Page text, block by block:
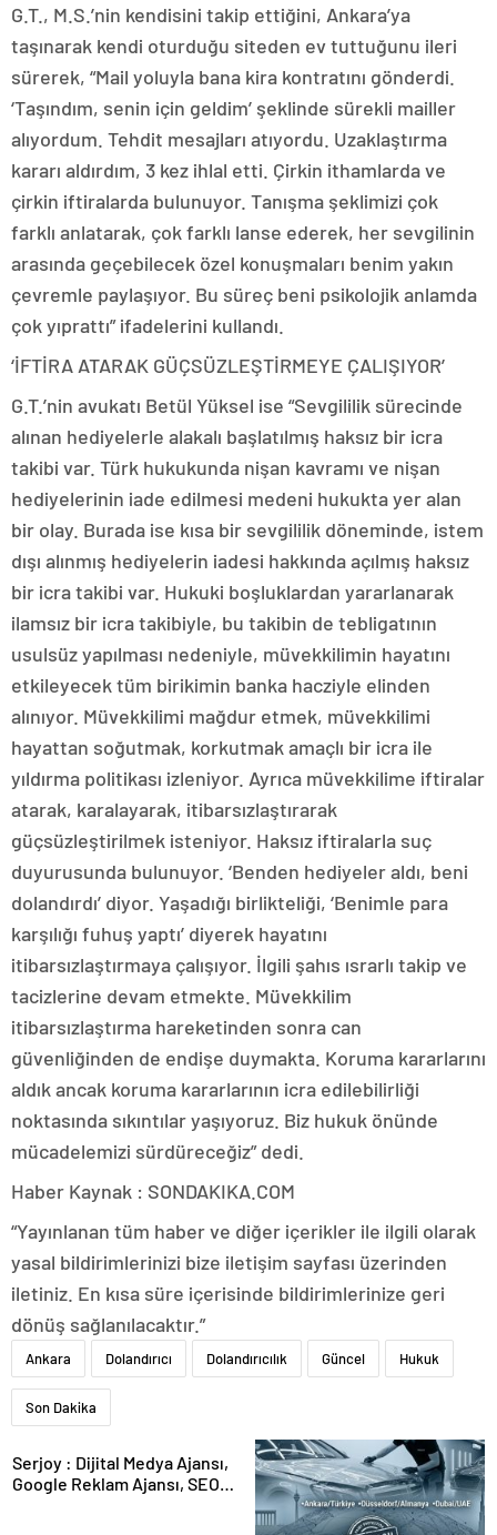
G.T., M.S.’nin kendisini takip ettiğini, Ankara’ya
taşınarak kendi oturduğu siteden ev tuttuğunu ileri
sürerek, “Mail yoluyla bana kira kontratını gönderdi.
‘Taşındım, senin için geldim’ şeklinde sürekli mailler
alıyordum. Tehdit mesajları atıyordu. Uzaklaştırma
kararı aldırdım, 3 kez ihlal etti. Çirkin ithamlarda ve
çirkin iftiralarda bulunuyor. Tanışma şeklimizi çok
farklı anlatarak, çok farklı lanse ederek, her sevgilinin
arasında geçebilecek özel konuşmaları benim yakın
çevremle paylaşıyor. Bu süreç beni psikolojik anlamda
çok yıprattı” ifadelerini kullandı.
‘İFTİRA ATARAK GÜÇSÜZLEŞTİRMEYE ÇALIŞIYOR’
G.T.’nin avukatı Betül Yüksel ise “Sevgililik sürecinde
alınan hediyelerle alakalı başlatılmış haksız bir icra
takibi var. Türk hukukunda nişan kavramı ve nişan
hediyelerinin iade edilmesi medeni hukukta yer alan
bir olay. Burada ise kısa bir sevgililik döneminde, istem
dışı alınmış hediyelerin iadesi hakkında açılmış haksız
bir icra takibi var. Hukuki boşluklardan yararlanarak
ilamsız bir icra takibiyle, bu takibin de tebligatının
usulsüz yapılması nedeniyle, müvekkilimin hayatını
etkileyecek tüm birikimin banka hacziyle elinden
alınıyor. Müvekkilimi mağdur etmek, müvekkilimi
hayattan soğutmak, korkutmak amaçlı bir icra ile
yıldırma politikası izleniyor. Ayrıca müvekkilime iftiralar
atarak, karalayarak, itibarsızlaştırarak
güçsüzleştirilmek isteniyor. Haksız iftiralarla suç
duyurusunda bulunuyor. ‘Benden hediyeler aldı, beni
dolandırdı’ diyor. Yaşadığı birlikteliği, ‘Benimle para
karşılığı fuhuş yaptı’ diyerek hayatını
itibarsızlaştırmaya çalışıyor. İlgili şahıs ısrarlı takip ve
tacizlerine devam etmekte. Müvekkilim
itibarsızlaştırma hareketinden sonra can
güvenliğinden de endişe duymakta. Koruma kararlarını
aldık ancak koruma kararlarının icra edilebilirliği
noktasında sıkıntılar yaşıyoruz. Biz hukuk önünde
mücadelemizi sürdüreceğiz” dedi.
Haber Kaynak : SONDAKIKA.COM
“Yayınlanan tüm haber ve diğer içerikler ile ilgili olarak
yasal bildirimlerinizi bize iletişim sayfası üzerinden
iletiniz. En kısa süre içerisinde bildirimlerinize geri
dönüş sağlanılacaktır.”
Ankara Dolandırıcı Dolandırıcılık Güncel Hukuk
Son Dakika
Serjoy : Dijital Medya Ajansı,
Google Reklam Ajansı, SEO